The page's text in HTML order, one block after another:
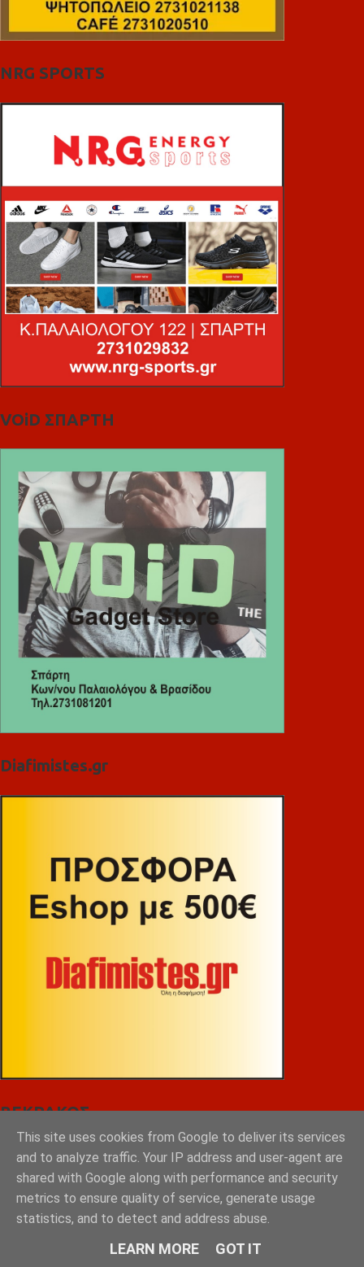
NRG SPORTS
VOiD ΣΠΑΡΤΗ
Diafimistes.gr
ΒΕΚΡΑΚΟΣ
This site uses cookies from Google to deliver its services
and to analyze traffic. Your IP address and user-agent are
shared with Google along with performance and security
metrics to ensure quality of service, generate usage
statistics, and to detect and address abuse.
LEARN MORE GOT IT